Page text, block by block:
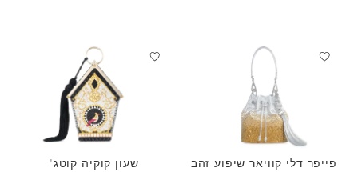
פייפר דלי קוויאר שיפוע זהב שעון קוקיה קוטג'